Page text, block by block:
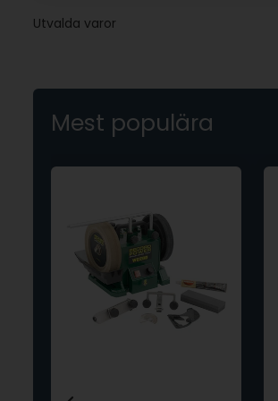
Utvalda varor
Mest populära